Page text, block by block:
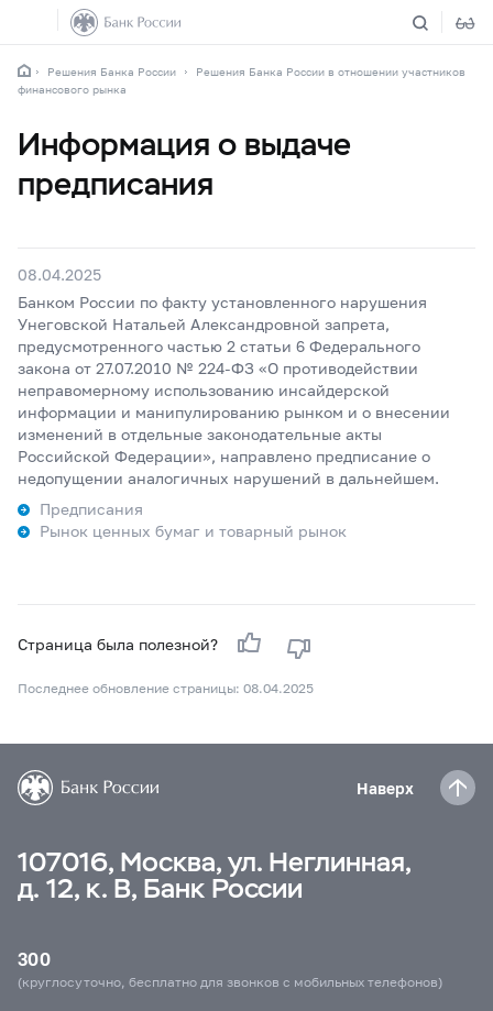
Решения Банка России
Решения Банка России в отношении участников
финансового рынка
Информация о выдаче
предписания
08.04.2025
Банком России по факту установленного нарушения
Унеговской Натальей Александровной запрета,
предусмотренного частью 2 статьи 6 Федерального
закона от 27.07.2010 № 224-ФЗ «О противодействии
неправомерному использованию инсайдерской
информации и манипулированию рынком и о внесении
изменений в отдельные законодательные акты
Российской Федерации», направлено предписание о
недопущении аналогичных нарушений в дальнейшем.
Предписания
Рынок ценных бумаг и товарный рынок
Страница была полезной?
Последнее обновление страницы: 08.04.2025
Наверх
107016, Москва, ул. Неглинная,
д. 12, к. В, Банк России
300
(круглосуточно, бесплатно для звонков с мобильных телефонов)